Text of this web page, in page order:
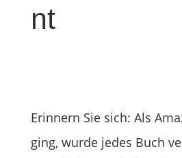
nt
Erinnern Sie sich: Als
ging, wurde jedes Buch